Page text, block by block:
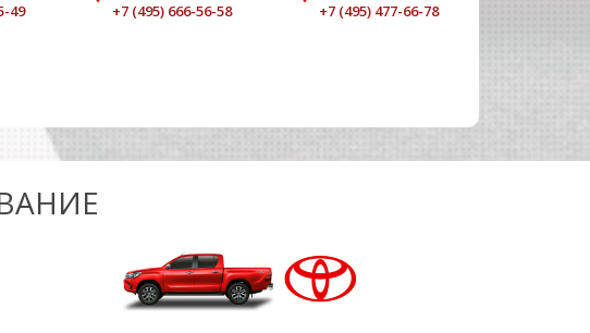
49
+7 (495) 666-56-58
+7 (495) 477-66-78